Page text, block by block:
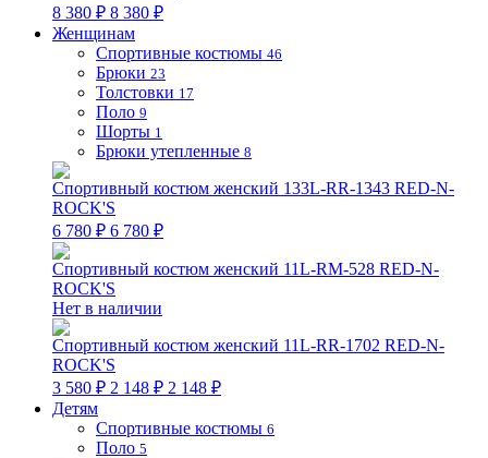
8 380 ₽ 8 380 ₽
Женщинам
Спортивные костюмы 46
Брюки 23
Толстовки 17
Поло 9
Шорты 1
Брюки утепленные 8
Спортивный костюм женский 133L-RR-1343 RED-N-
ROCK'S
6 780 ₽ 6 780 ₽
Спортивный костюм женский 11L-RM-528 RED-N-
ROCK'S
Нет в наличии
Спортивный костюм женский 11L-RR-1702 RED-N-
ROCK'S
3 580 ₽ 2 148 ₽ 2 148 ₽
Детям
Спортивные костюмы 6
Поло 5